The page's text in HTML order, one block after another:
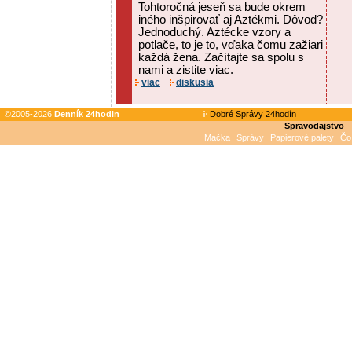
Tohtoročná jeseň sa bude okrem
iného inšpirovať aj Aztékmi. Dôvod?
Jednoduchý. Aztécke vzory a
potlače, to je to, vďaka čomu zažiari
každá žena. Začítajte sa spolu s
nami a zistite viac.
viac diskusia
©2005-2026 Denník 24hodin
Dobré Správy 24hodín
Spravodajstvo
Mačka
Správy Papierové palety